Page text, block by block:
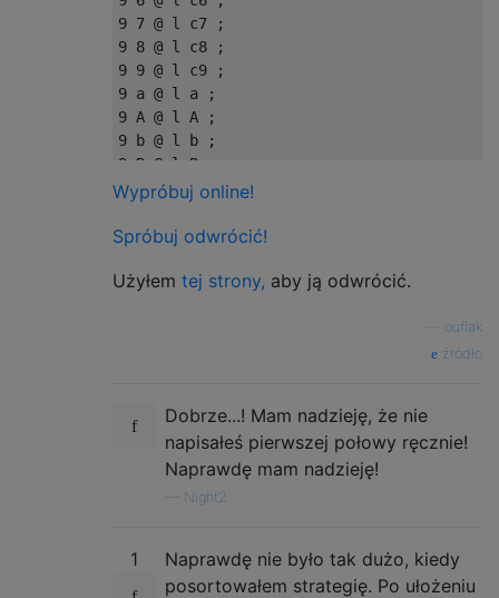
Wypróbuj online!
Spróbuj odwrócić!
Użyłem tej strony, aby ją odwrócić.
ouflak
źródło
Dobrze...! Mam nadzieję, że nie
napisałeś pierwszej połowy ręcznie!
Naprawdę mam nadzieję!
Night2
1
Naprawdę nie było tak dużo, kiedy
posortowałem strategię. Po ułożeniu